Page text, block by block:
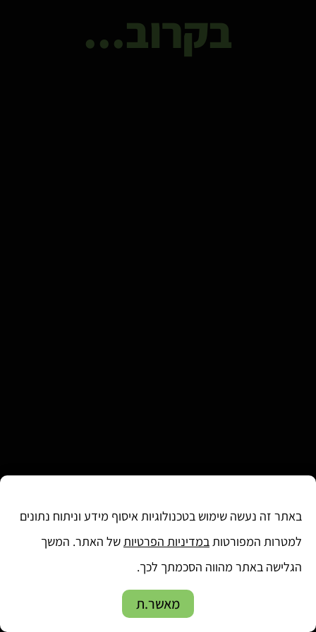
בקרוב...
באתר זה נעשה שימוש בטכנולוגיות איסוף מידע וניתוח נתונים
למטרות המפורטותבמדיניות הפרטיותשל האתר. המשך
הגלישה באתר מהווה הסכמתך לכך.
מאשר.ת